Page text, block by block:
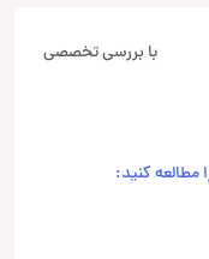
با بررسی تخصصی
مطالعه کنید: